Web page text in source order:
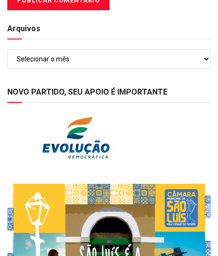
Arquivos
NOVO PARTIDO, SEU APOIO É IMPORTANTE